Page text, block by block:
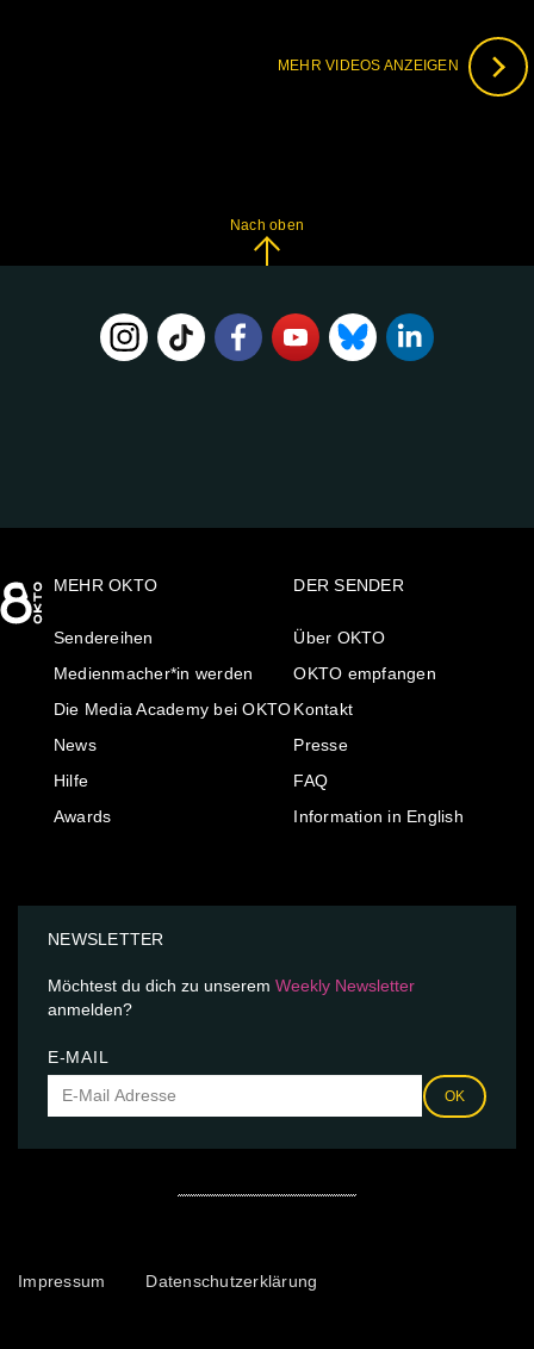
MEHR VIDEOS ANZEIGEN
Nach oben
MEHR OKTO
Sendereihen
Medienmacher*in werden
Die Media Academy bei OKTO
News
Hilfe
Awards
DER SENDER
Über OKTO
OKTO empfangen
Kontakt
Presse
FAQ
Information in English
NEWSLETTER
Möchtest du dich zu unserem Weekly Newsletter
anmelden?
E-MAIL
OK
Impressum Datenschutzerklärung